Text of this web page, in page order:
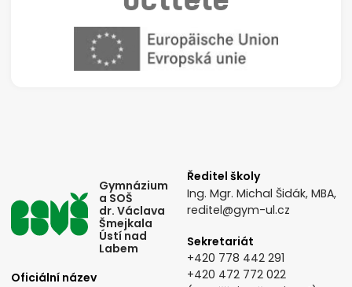
Gymnázium
a SOŠ
dr. Václava
Šmejkala
Ústí nad
Labem
Oficiální název
Ředitel školy
Ing. Mgr. Michal Šidák, MBA,
reditel@gym-ul.cz
Sekretariát
+420 778 442 291
+420 472 772 022